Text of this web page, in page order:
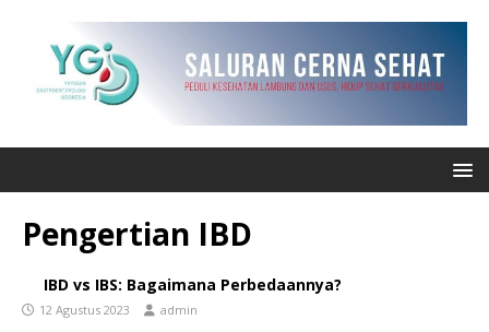
Pengertian IBD
IBD vs IBS: Bagaimana Perbedaannya?
12 Agustus 2023 admin